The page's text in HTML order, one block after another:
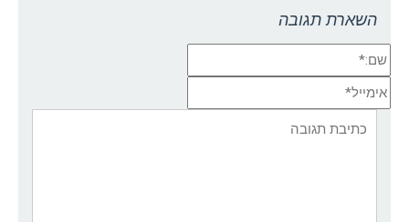
השארת תגובה
שם:*
אימייל*
אתר:תגובה